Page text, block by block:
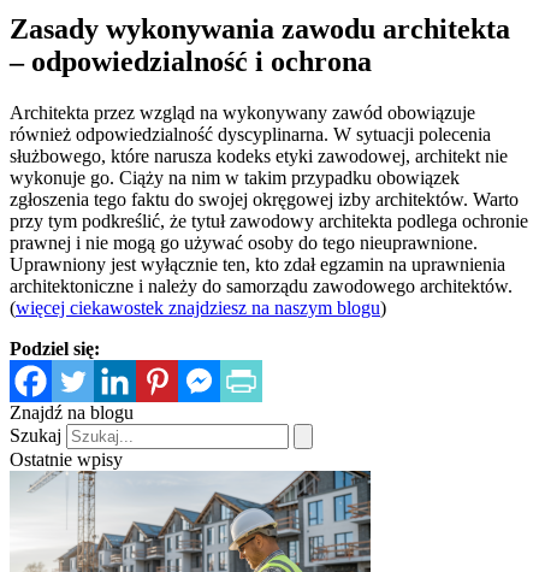
Zasady wykonywania zawodu architekta
– odpowiedzialność i ochrona
Architekta przez wzgląd na wykonywany zawód obowiązuje
również odpowiedzialność dyscyplinarna. W sytuacji polecenia
służbowego, które narusza kodeks etyki zawodowej, architekt nie
wykonuje go. Ciąży na nim w takim przypadku obowiązek
zgłoszenia tego faktu do swojej okręgowej izby architektów. Warto
przy tym podkreślić, że tytuł zawodowy architekta podlega ochronie
prawnej i nie mogą go używać osoby do tego nieuprawnione.
Uprawniony jest wyłącznie ten, kto zdał egzamin na uprawnienia
architektoniczne i należy do samorządu zawodowego architektów.
(więcej ciekawostek znajdziesz na naszym blogu)
Podziel się:
Znajdź na blogu
Szukaj
Ostatnie wpisy